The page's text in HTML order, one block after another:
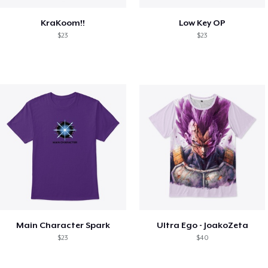
KraKoom!!
$23
Low Key OP
$23
Main Character Spark
$23
Ultra Ego - JoakoZeta
$40